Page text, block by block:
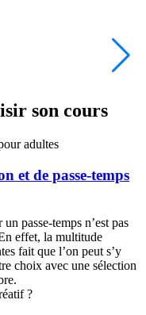
son cours
et de passe-temps
passe-temps n’est pas
effet, la multitude
fait que l’on peut s’y
choix avec une sélection